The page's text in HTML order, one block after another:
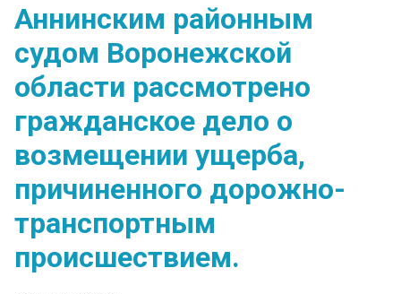
Аннинским районным
судом Воронежской
области рассмотрено
гражданское дело о
возмещении ущерба,
причиненного дорожно-
транспортным
происшествием.